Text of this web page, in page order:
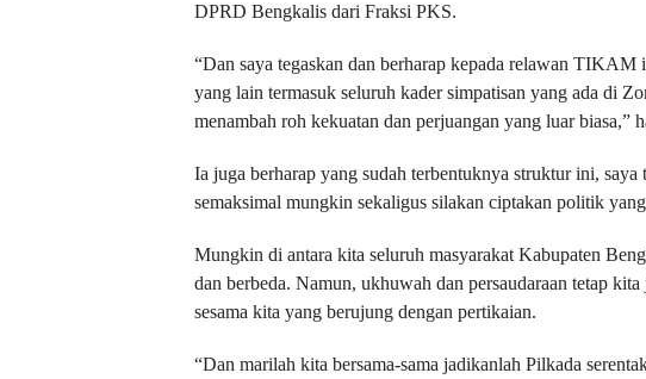
DPRD Bengkalis dari Fraksi PKS.
“Dan saya tegaskan dan berharap kepada relawan
yang lain termasuk seluruh kader simpatisan yang ada di
menambah roh kekuatan dan perjuangan yang luar biasa,”
Ia juga berharap yang sudah terbentuknya struktur ini,
semaksimal mungkin sekaligus silakan ciptakan politik
Mungkin di antara kita seluruh masyarakat Kabupaten
dan berbeda. Namun, ukhuwah dan persaudaraan tetap
sesama kita yang berujung dengan pertikaian.
“Dan marilah kita bersama-sama jadikanlah Pilkada